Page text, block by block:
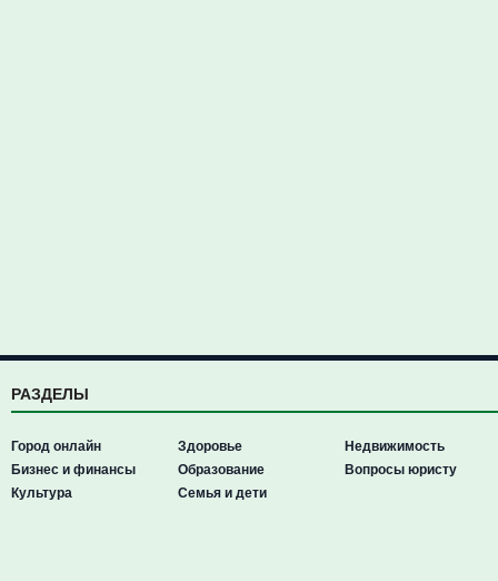
РАЗДЕЛЫ
Город онлайн
Бизнес и финансы
Культура
Здоровье
Образование
Семья и дети
Недвижимость
Вопросы юристу